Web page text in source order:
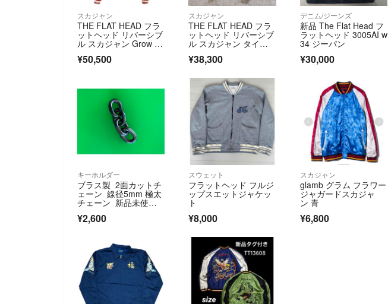
スカジャン
THE FLAT HEAD フラ
ットヘッド リバーシブ
ル スカジャン Grow Se
ed別注 スーベニアジャ
ケット 龍 虎 富士 グリ
¥50,500
スカジャン
THE FLAT HEAD フラ
ットヘッド リバーシブ
ル スカジャン タイガ
¥38,300
デニム/ジーンズ
新品 The Flat Head フ
ラットヘッド 3005AI w
34 ジーパン
¥30,000
キーホルダー
ブラス製 2面カットチ
ェーン 線径5mm 極太
チェーン 新品未使
¥2,600
スウェット
フラットヘッド フルジ
ップスエットジャケッ
ト
¥8,000
スカジャン
glamb グラム フラワー
ジャガードスカジャ
ン 青
¥6,800